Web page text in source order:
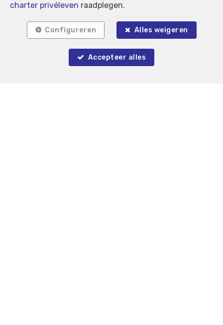
charter privéleven raadplegen.
Configureren Alles weigeren
Accepteer alles